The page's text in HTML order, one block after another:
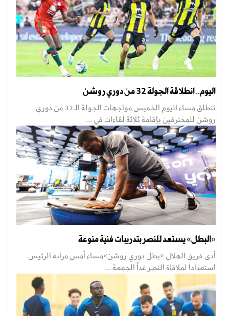
اليوم.. انطلاقة الجولة 32 من دوري روشن
تنطلق مساء اليوم الخميس مواجهات الجولة الـ32 من دوري
روشن للمحترفين بإقامة ثلاثة لقاءات في ...
«البطل» يستعد للنصر بتدريبات فنية منوعة
أدى فريق الهلال «بطل دوري روشن»مساء أمس مرانه الرئيس
استعدادا لملاقاة النصر غداً الجمعة ...